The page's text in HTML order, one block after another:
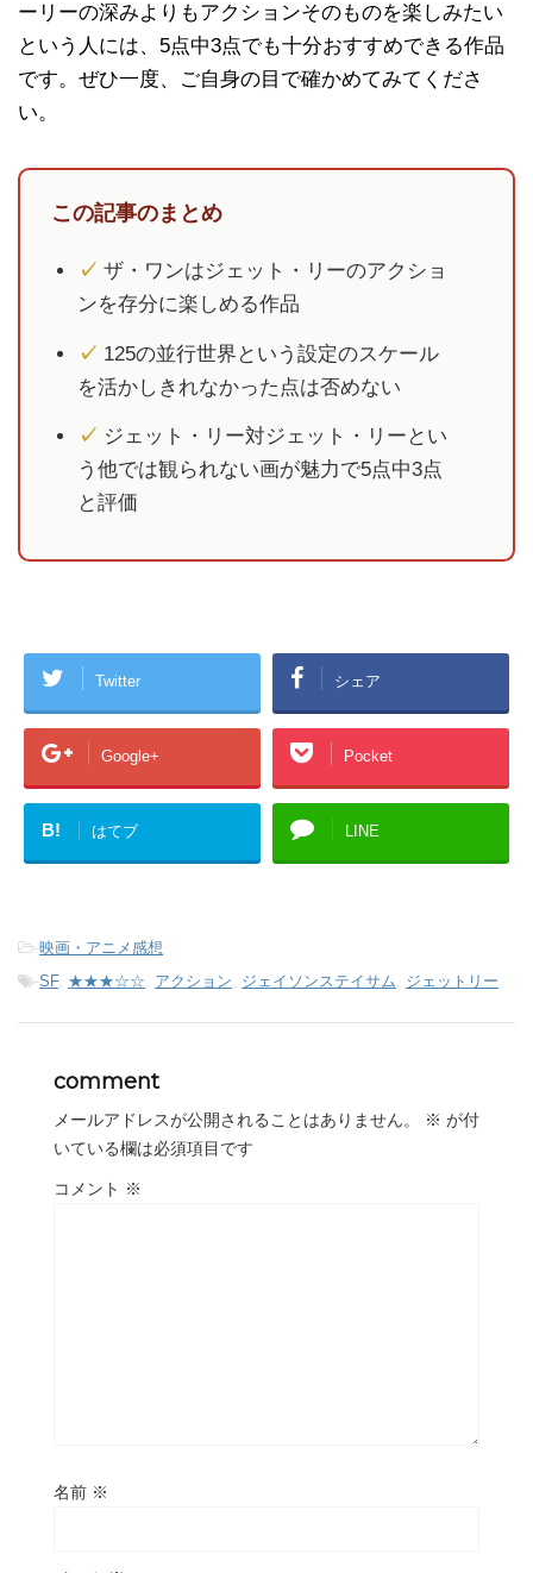
ーリーの深みよりもアクションそのものを楽しみたい
という人には、5点中3点でも十分おすすめできる作品
です。ぜひ一度、ご自身の目で確かめてみてくださ
い。
この記事のまとめ
✓ ザ・ワンはジェット・リーのアクショ
ンを存分に楽しめる作品
✓ 125の並行世界という設定のスケール
を活かしきれなかった点は否めない
✓ ジェット・リー対ジェット・リーとい
う他では観られない画が魅力で5点中3点
と評価
Twitter シェア
Google+ Pocket
B! はてブ LINE
-映画・アニメ感想
-SF, ★★★☆☆ アクション ジェイソンステイサム ジェットリー
comment
メールアドレスが公開されることはありません。 ※ が付
いている欄は必須項目です
コメント ※
名前 ※